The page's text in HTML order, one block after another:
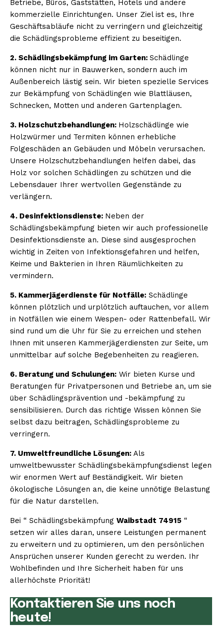
Betriebe, Büros, Gaststätten, Hotels und andere
kommerzielle Einrichtungen. Unser Ziel ist es, Ihre
Geschäftsabläufe nicht zu verringern und gleichzeitig
die Schädlingsprobleme effizient zu beseitigen.
2. Schädlingsbekämpfung im Garten: Schädlinge
können nicht nur in Bauwerken, sondern auch im
Außenbereich lästig sein. Wir bieten spezielle Services
zur Bekämpfung von Schädlingen wie Blattläusen,
Schnecken, Motten und anderen Gartenplagen.
3. Holzschutzbehandlungen: Holzschädlinge wie
Holzwürmer und Termiten können erhebliche
Folgeschäden an Gebäuden und Möbeln verursachen.
Unsere Holzschutzbehandlungen helfen dabei, das
Holz vor solchen Schädlingen zu schützen und die
Lebensdauer Ihrer wertvollen Gegenstände zu
verlängern.
4. Desinfektionsdienste: Neben der
Schädlingsbekämpfung bieten wir auch professionelle
Desinfektionsdienste an. Diese sind ausgesprochen
wichtig in Zeiten von Infektionsgefahren und helfen,
Keime und Bakterien in Ihren Räumlichkeiten zu
vermindern.
5. Kammerjägerdienste für Notfälle: Schädlinge
können plötzlich und urplötzlich auftauchen, vor allem
in Notfällen wie einem Wespen- oder Rattenbefall. Wir
sind rund um die Uhr für Sie zu erreichen und stehen
Ihnen mit unseren Kammerjägerdiensten zur Seite, um
unmittelbar auf solche Begebenheiten zu reagieren.
6. Beratung und Schulungen: Wir bieten Kurse und
Beratungen für Privatpersonen und Betriebe an, um sie
über Schädlingsprävention und -bekämpfung zu
sensibilisieren. Durch das richtige Wissen können Sie
selbst dazu beitragen, Schädlingsprobleme zu
verringern.
7. Umweltfreundliche Lösungen: Als
umweltbewusster Schädlingsbekämpfungsdienst legen
wir enormen Wert auf Beständigkeit. Wir bieten
ökologische Lösungen an, die keine unnötige Belastung
für die Natur darstellen.
Bei “ Schädlingsbekämpfung Waibstadt 74915 “
setzen wir alles daran, unsere Leistungen permanent
zu erweitern und zu optimieren, um den persönlichen
Ansprüchen unserer Kunden gerecht zu werden. Ihr
Wohlbefinden und Ihre Sicherheit haben für uns
allerhöchste Priorität!
Kontaktieren Sie uns noch
heute!